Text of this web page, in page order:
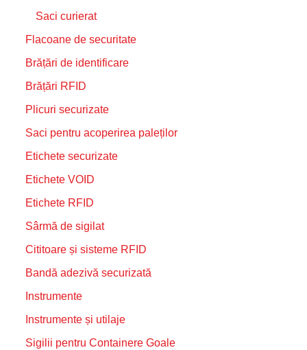
Saci curierat
Flacoane de securitate
Brățări de identificare
Brățări RFID
Plicuri securizate
Saci pentru acoperirea paleților
Etichete securizate
Etichete VOID
Etichete RFID
Sârmă de sigilat
Cititoare și sisteme RFID
Bandă adezivă securizată
Instrumente
Instrumente și utilaje
Sigilii pentru Containere Goale